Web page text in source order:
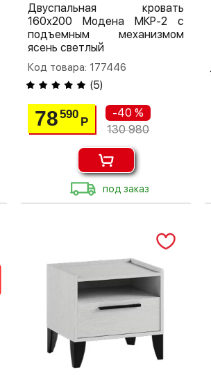
Двуспальная кровать
160х200 Модена МКР-2 с
подъемным механизмом
ясень светлый
Код товара: 177446
(5)
78590
Р
-40 %
130 980
под заказ